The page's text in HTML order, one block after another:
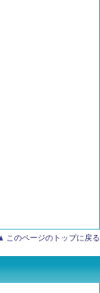
このページのトップに戻る